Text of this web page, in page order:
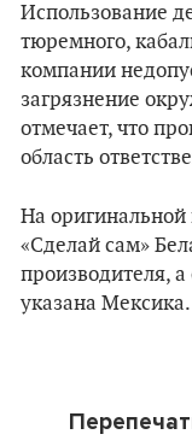
Использование
тюремного,
компании
загрязнение
отмечает, что
область
На оригинальной
«Сделай сам»
производителя,
указана Мексика.